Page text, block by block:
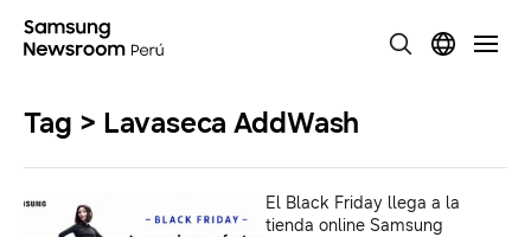
Tag > Lavaseca AddWash
El Black Friday llega a la
tienda online Samsung